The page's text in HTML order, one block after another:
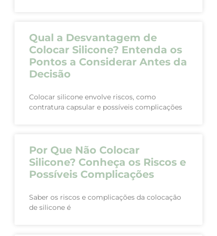
Qual a Desvantagem de
Colocar Silicone? Entenda os
Pontos a Considerar Antes da
Decisão
Colocar silicone envolve riscos, como
contratura capsular e possíveis complicações
Por Que Não Colocar
Silicone? Conheça os Riscos e
Possíveis Complicações
Saber os riscos e complicações da colocação
de silicone é